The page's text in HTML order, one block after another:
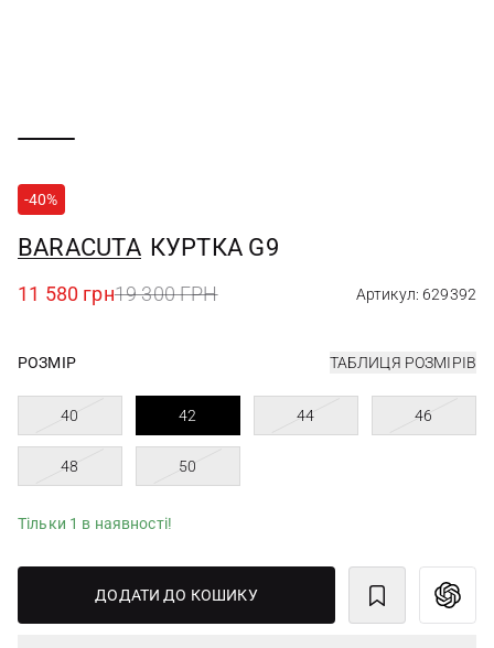
-40%
BARACUTA КУРТКА G9
11 580 грн19 300 ГРН Артикул: 629392
РОЗМІР ТАБЛИЦЯ РОЗМІРІВ
40 42 44 46
48 50
Тільки 1 в наявності!
ДОДАТИ ДО КОШИКУ